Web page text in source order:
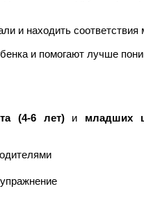
и находить
и помогают лучше
(4-6 лет)и младших